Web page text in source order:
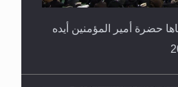
حضرة أمير المؤمنين أيده